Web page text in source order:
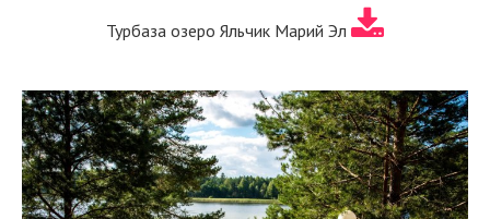
Турбаза озеро Яльчик Марий Эл